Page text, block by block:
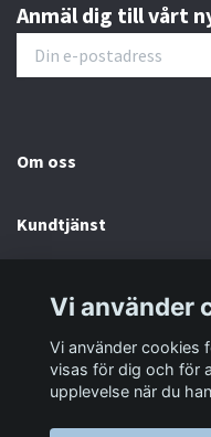
Anmäl dig till vårt
Om oss
Kundtjänst
Sociala medier
Vi använder
Vi använder cookies
visas för dig och för
upplevelse när du